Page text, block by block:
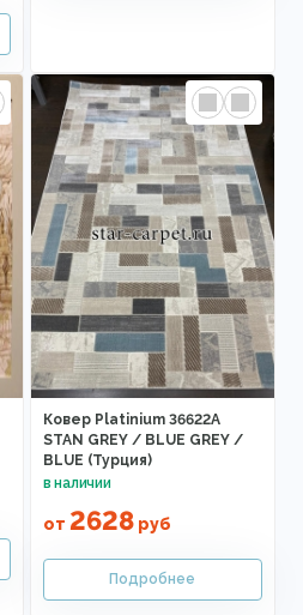
Ковер Platinium 36622A
STAN GREY / BLUE GREY /
BLUE (Турция)
от 2628руб